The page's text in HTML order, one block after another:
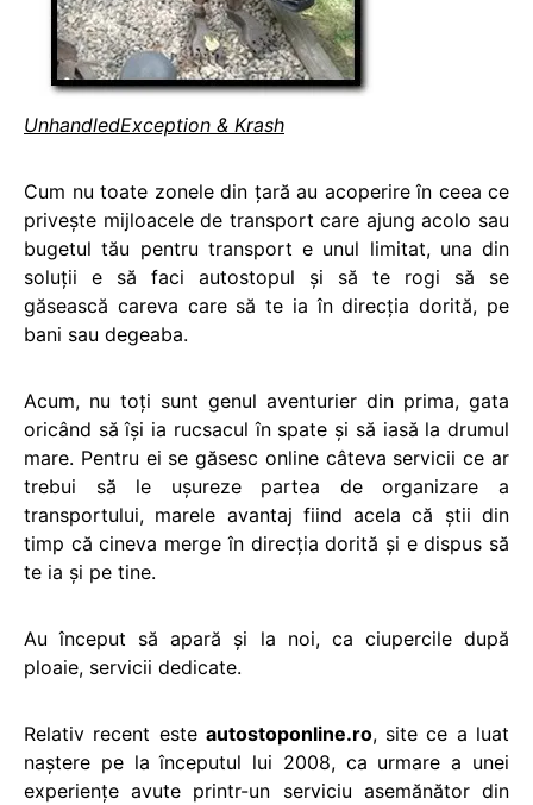
UnhandledException & Krash
Cum nu toate zonele din ţară au acoperire în ceea ce
priveşte mijloacele de transport care ajung acolo sau
bugetul tău pentru transport e unul limitat, una din
soluţii e să faci autostopul şi să te rogi să se
găsească careva care să te ia în direcţia dorită, pe
bani sau degeaba.
Acum, nu toţi sunt genul aventurier din prima, gata
oricând să îşi ia rucsacul în spate şi să iasă la drumul
mare. Pentru ei se găsesc online câteva servicii ce ar
trebui să le uşureze partea de organizare a
transportului, marele avantaj fiind acela că ştii din
timp că cineva merge în direcţia dorită şi e dispus să
te ia şi pe tine.
Au început să apară şi la noi, ca ciupercile după
ploaie, servicii dedicate.
Relativ recent este autostoponline.ro, site ce a luat
naştere pe la începutul lui 2008, ca urmare a unei
experienţe avute printr-un serviciu asemănător din